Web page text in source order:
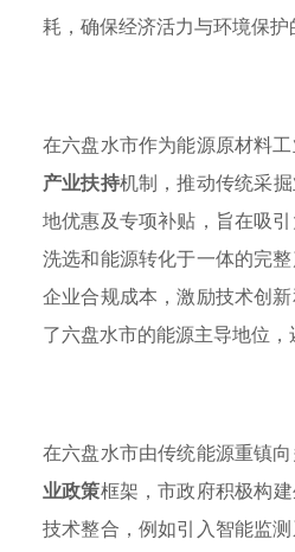
耗，确保经济活力与环境保护
在六盘水市作为能源原材料
产业扶持机制，推动传统采
地优惠及专项补贴，旨在吸
洗选和能源转化于一体的完
企业合规成本，激励技术创
了六盘水市的能源主导地位
在六盘水市由传统能源重镇
业政策框架，市政府积极构
技术整合，例如引入智能监